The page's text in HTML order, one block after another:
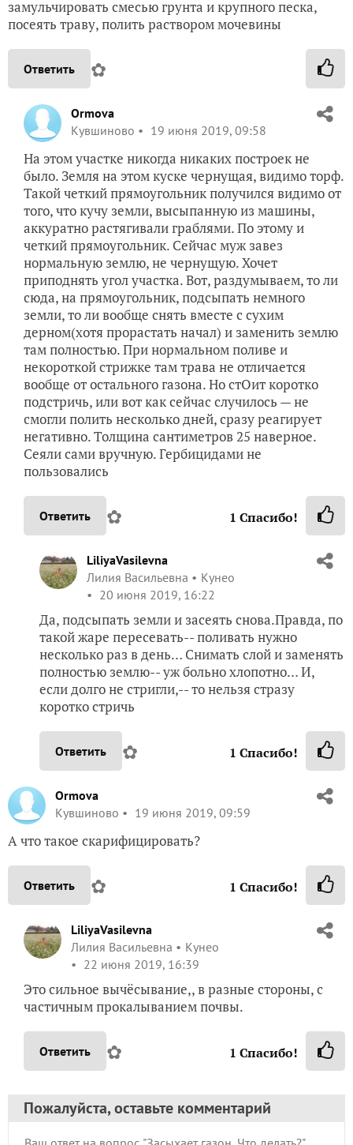
замульчировать смесью грунта и крупного песка,
посеять траву, полить раствором мочевины
Ответить ✿
Ormova
Кувшиново
19 июня 2019, 09:58
На этом участке никогда никаких построек не
было. Земля на этом куске чернущая, видимо торф.
Такой четкий прямоугольник получился видимо от
того, что кучу земли, высыпанную из машины,
аккуратно растягивали граблями. По этому и
четкий прямоугольник. Сейчас муж завез
нормальную землю, не чернущую. Хочет
приподнять угол участка. Вот, раздумываем, то ли
сюда, на прямоугольник, подсыпать немного
земли, то ли вообще снять вместе с сухим
дерном(хотя прорастать начал) и заменить землю
там полностью. При нормальном поливе и
некороткой стрижке там трава не отличается
вообще от остального газона. Но стОит коротко
подстричь, или вот как сейчас случилось — не
смогли полить несколько дней, сразу реагирует
негативно. Толщина сантиметров 25 наверное.
Сеяли сами вручную. Гербицидами не
пользовались
Ответить ✿ 1 Спасибо!
LiliyaVasilevna
Лилия Васильевна
Кунео
20 июня 2019, 16:22
Да, подсыпать земли и засеять снова.Правда, по
такой жаре пересевать-- поливать нужно
несколько раз в день… Снимать слой и заменять
полностью землю-- уж больно хлопотно… И,
если долго не стригли,-- то нельзя стразу
коротко стричь
Ответить ✿ 1 Спасибо!
Ormova
Кувшиново
19 июня 2019, 09:59
А что такое скарифицировать?
Ответить ✿ 1 Спасибо!
LiliyaVasilevna
Лилия Васильевна
Кунео
22 июня 2019, 16:39
Это сильное вычёсывание,, в разные стороны, с
частичным прокалыванием почвы.
Ответить ✿ 1 Спасибо!
Пожалуйста, оставьте комментарий